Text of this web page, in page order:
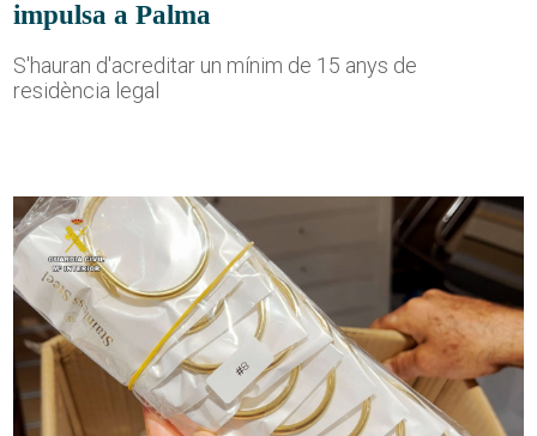
impulsa a Palma
S'hauran d'acreditar un mínim de 15 anys de
residència legal